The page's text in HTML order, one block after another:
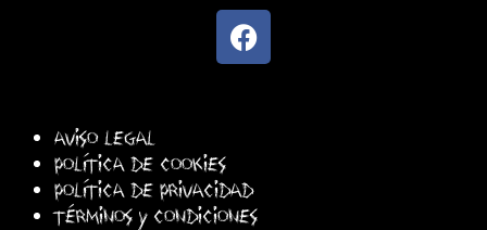
Aviso Legal
Política de cookies
Política de privacidad
Términos y Condiciones